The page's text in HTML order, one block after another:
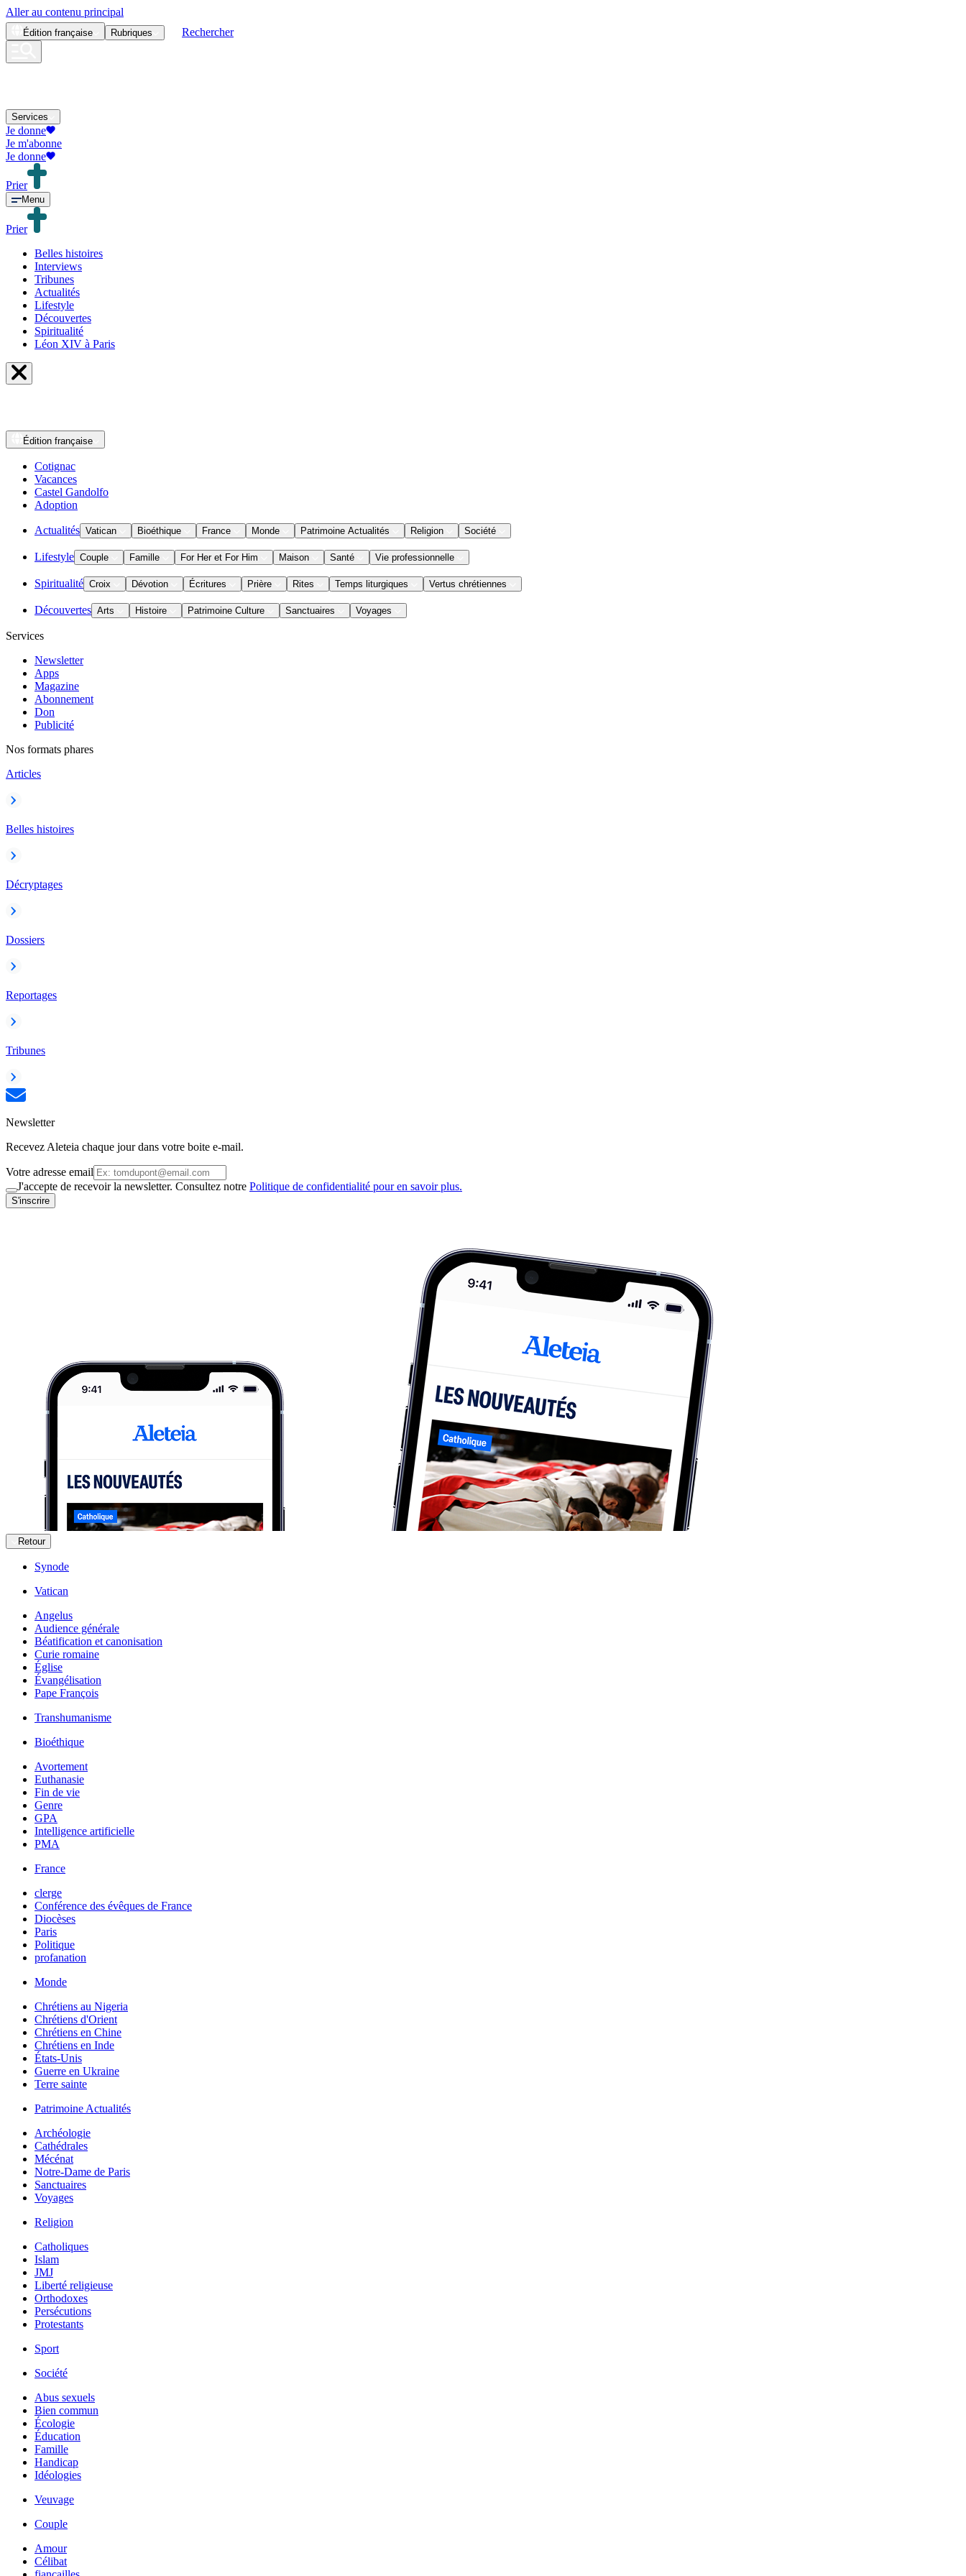
Aller au contenu principal
Édition française Rubriques Rechercher
Services
Je donne
Je m'abonne
Je donne
Prier
Menu
Prier
Belles histoires
Interviews
Tribunes
Actualités
Lifestyle
Découvertes
Spiritualité
Léon XIV à Paris
Édition française
Cotignac
Vacances
Castel Gandolfo
Adoption
Actualités Vatican Bioéthique France Monde Patrimoine Actualités Religion Société
Lifestyle Couple Famille For Her et For Him Maison Santé Vie professionnelle
Spiritualité Croix Dévotion Écritures Prière Rites Temps liturgiques Vertus chrétiennes
Découvertes Arts Histoire Patrimoine Culture Sanctuaires Voyages
Services
Newsletter
Apps
Magazine
Abonnement
Don
Publicité
Nos formats phares
Articles
Belles histoires
Décryptages
Dossiers
Reportages
Tribunes
Newsletter
Recevez Aleteia chaque jour dans votre boite e-mail.
Votre adresse email
J'accepte de recevoir la newsletter. Consultez notre Politique de confidentialité pour en savoir plus.
S'inscrire
Retour
Synode
Vatican
Angelus
Audience générale
Béatification et canonisation
Curie romaine
Église
Évangélisation
Pape François
Transhumanisme
Bioéthique
Avortement
Euthanasie
Fin de vie
Genre
GPA
Intelligence artificielle
PMA
France
clerge
Conférence des évêques de France
Diocèses
Paris
Politique
profanation
Monde
Chrétiens au Nigeria
Chrétiens d'Orient
Chrétiens en Chine
Chrétiens en Inde
États-Unis
Guerre en Ukraine
Terre sainte
Patrimoine Actualités
Archéologie
Cathédrales
Mécénat
Notre-Dame de Paris
Sanctuaires
Voyages
Religion
Catholiques
Islam
JMJ
Liberté religieuse
Orthodoxes
Persécutions
Protestants
Sport
Société
Abus sexuels
Bien commun
Écologie
Éducation
Famille
Handicap
Idéologies
Veuvage
Couple
Amour
Célibat